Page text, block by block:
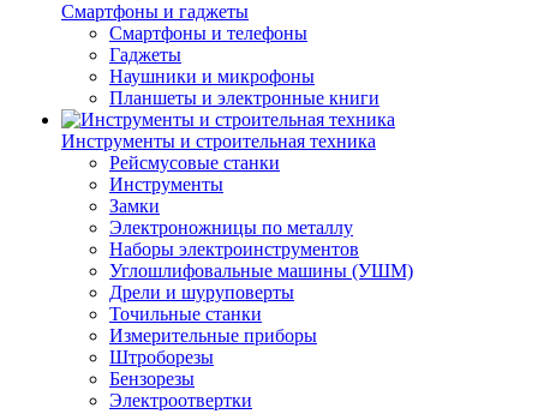
Смартфоны и гаджеты
Смартфоны и телефоны
Гаджеты
Наушники и микрофоны
Планшеты и электронные книги
Инструменты и строительная техника
Рейсмусовые станки
Инструменты
Замки
Электроножницы по металлу
Наборы электроинструментов
Углошлифовальные машины (УШМ)
Дрели и шуруповерты
Точильные станки
Измерительные приборы
Штроборезы
Бензорезы
Электроотвертки